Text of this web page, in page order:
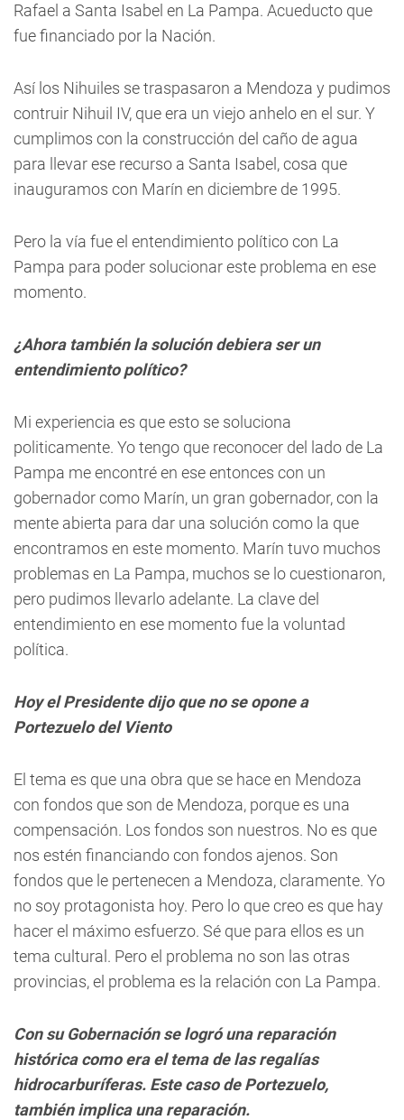
Rafael a Santa Isabel en La Pampa. Acueducto que
fue financiado por la Nación.
Así los Nihuiles se traspasaron a Mendoza y pudimos
contruir Nihuil IV, que era un viejo anhelo en el sur. Y
cumplimos con la construcción del caño de agua
para llevar ese recurso a Santa Isabel, cosa que
inauguramos con Marín en diciembre de 1995.
Pero la vía fue el entendimiento político con La
Pampa para poder solucionar este problema en ese
momento.
¿Ahora también la solución debiera ser un
entendimiento político?
Mi experiencia es que esto se soluciona
politicamente. Yo tengo que reconocer del lado de La
Pampa me encontré en ese entonces con un
gobernador como Marín, un gran gobernador, con la
mente abierta para dar una solución como la que
encontramos en este momento. Marín tuvo muchos
problemas en La Pampa, muchos se lo cuestionaron,
pero pudimos llevarlo adelante. La clave del
entendimiento en ese momento fue la voluntad
política.
Hoy el Presidente dijo que no se opone a
Portezuelo del Viento
El tema es que una obra que se hace en Mendoza
con fondos que son de Mendoza, porque es una
compensación. Los fondos son nuestros. No es que
nos estén financiando con fondos ajenos. Son
fondos que le pertenecen a Mendoza, claramente. Yo
no soy protagonista hoy. Pero lo que creo es que hay
hacer el máximo esfuerzo. Sé que para ellos es un
tema cultural. Pero el problema no son las otras
provincias, el problema es la relación con La Pampa.
Con su Gobernación se logró una reparación
histórica como era el tema de las regalías
hidrocarburíferas. Este caso de Portezuelo,
también implica una reparación.